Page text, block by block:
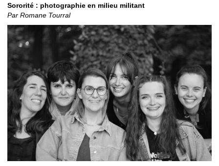
Sororité : photographie en milieu militant
Par Romane Tourral